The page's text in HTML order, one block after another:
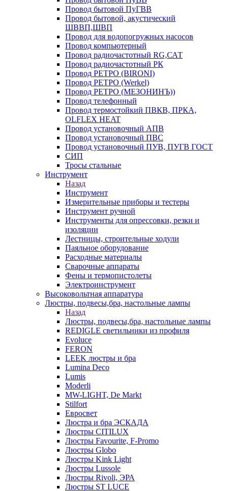
Провод бытовой ПуГВВ
Провод бытовой, акустический
ШВВП,ШВП
Провод для водопогружных насосов
Провод компьютерный
Провод радиочастотный RG,САТ
Провод радиочастотный РК
Провод РЕТРО (BIRONI)
Провод РЕТРО (Werkel)
Провод РЕТРО (МЕЗОНИНЪ))
Провод телефонный
Провод термостойкий ПВКВ, ПРКА,
OLFLEX HEAT
Провод установочный АПВ
Провод установочный ПВС
Провод установочный ПУВ, ПУГВ ГОСТ
СИП
Тросы стальные
Инструмент
Назад
Инструмент
Измерительные приборы и тестеры
Инструмент ручной
Инструменты для опрессовки, резки и
изоляции
Лестницы, строительные ходули
Паяльное оборудование
Расходные материалы
Сварочные аппараты
Фены и термопистолеты
Электроинструмент
Высоковольтная аппаратура
Люстры, подвесы,бра, настольные лампы
Назад
Люстры, подвесы,бра, настольные лампы
REDIGLE светильники из профиля
Evoluce
FERON
LEEK люстры и бра
Lumina Deco
Lumis
Moderli
MW-LIGHT, De Markt
Stilfort
Евросвет
Люстра и бра ЭСКАДА
Люстры CITILUX
Люстры Favourite, F-Promo
Люстры Globo
Люстры Kink Light
Люстры Lussole
Люстры Rivoli, ЭРА
Люстры ST LUCE